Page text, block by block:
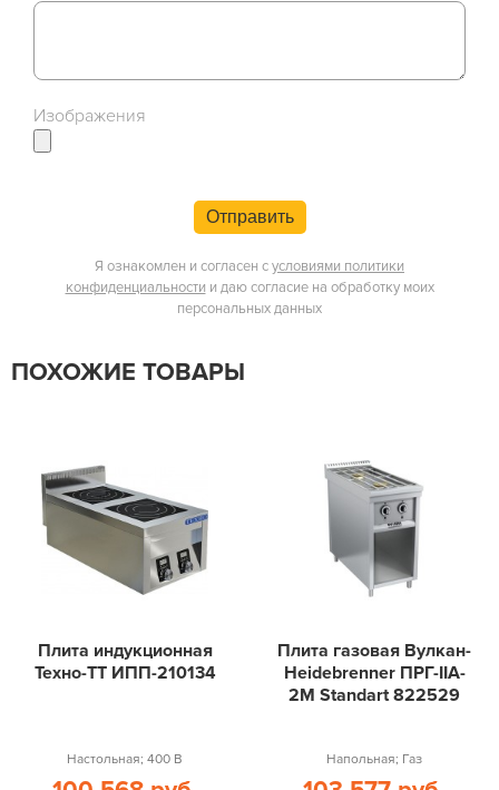
Изображения
Отправить
Я ознакомлен и согласен сусловиями политики
конфиденциальности и даю согласие на обработку моих
персональных данных
ПОХОЖИЕ ТОВАРЫ
Плита индукционная
Техно-ТТ ИПП-210134
Настольная; 400 В
Плита газовая Вулкан-
Heidebrenner ПРГ-IIA-
2М Standart 822529
Напольная; Газ